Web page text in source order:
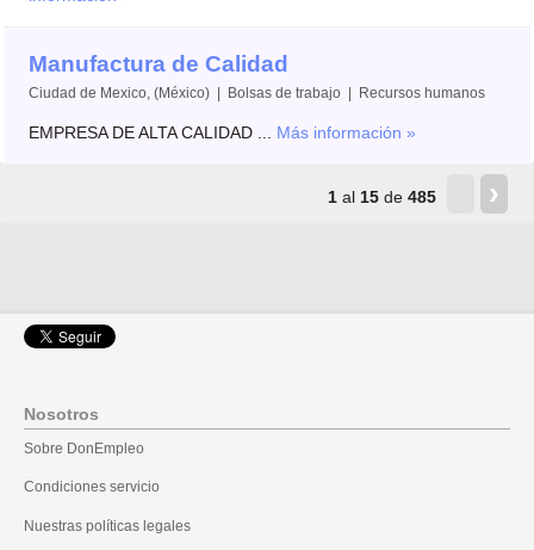
Manufactura de Calidad
Ciudad de Mexico, (México) | Bolsas de trabajo | Recursos humanos
EMPRESA DE ALTA CALIDAD ... Más información »
1 al 15 de485 ›
Nosotros
Sobre DonEmpleo
Condiciones servicio
Nuestras políticas legales